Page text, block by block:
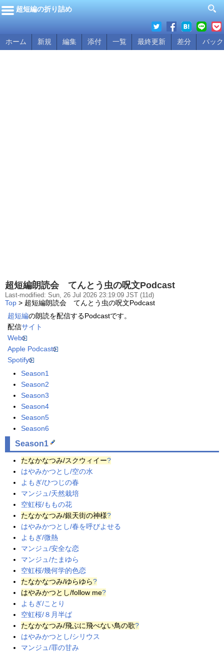
超短編の折り詰め
ホーム 新規 編集 添付 一覧 最終更新 差分 バッ
超短編朗読会 てんとう虫の呪文Podcast
Last-modified: Sun, 26 Jul 2026 23:19:09 JST (11d)
Top > 超短編朗読会 てんとう虫の呪文Podcast
超短編の朗読を配信するPodcastです。
配信サイト
Web
Apple Podcast
Spotify
Season1
Season2
Season3
Season4
Season5
Season6
Season1
たなかなつみ/スクウィイー?
はやみかつとし/空の水
よもぎ/ひつじの春
マンジュ/天然栽培
空虹桜/ももの花
たなかなつみ/銀天街の神様?
はやみかつとし/春を呼びよせる
よもぎ/微熱
マンジュ/安全な恋
マンジュ/たまゆら
空虹桜/幾何学的色恋
たなかなつみ/ゆらゆら?
はやみかつとし/follow me?
よもぎ/ことり
空虹桜/８月半ば
たなかなつみ/飛ぶに飛べない鳥の歌?
はやみかつとし/シリウス
マンジュ/罪の甘み